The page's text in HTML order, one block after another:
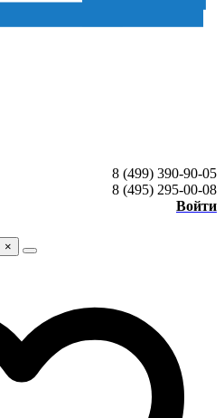
8 (499) 390-90-05
8 (495) 295-00-08
Войти
×